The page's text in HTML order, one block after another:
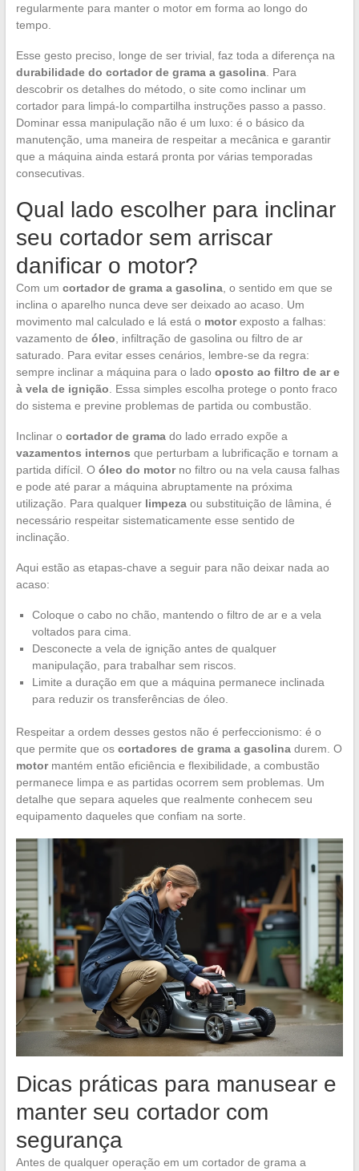
regularmente para manter o motor em forma ao longo do
tempo.
Esse gesto preciso, longe de ser trivial, faz toda a diferença na
durabilidade do cortador de grama a gasolina. Para
descobrir os detalhes do método, o site como inclinar um
cortador para limpá-lo compartilha instruções passo a passo.
Dominar essa manipulação não é um luxo: é o básico da
manutenção, uma maneira de respeitar a mecânica e garantir
que a máquina ainda estará pronta por várias temporadas
consecutivas.
Qual lado escolher para inclinar
seu cortador sem arriscar
danificar o motor?
Com um cortador de grama a gasolina, o sentido em que se
inclina o aparelho nunca deve ser deixado ao acaso. Um
movimento mal calculado e lá está o motorexposto a falhas:
vazamento de óleo , infiltração de gasolina ou filtro de ar
saturado. Para evitar esses cenários, lembre-se da regra:
sempre inclinar a máquina para o lado oposto ao filtro de ar e
à vela de ignição . Essa simples escolha protege o ponto fraco
do sistema e previne problemas de partida ou combustão.
Inclinar o cortador de gramado lado errado expõe a
vazamentos internos que perturbam a lubrificação e tornam a
partida difícil. O óleo do motorno filtro ou na vela causa falhas
e pode até parar a máquina abruptamente na próxima
utilização. Para qualquer limpezaou substituição de lâmina, é
necessário respeitar sistematicamente esse sentido de
inclinação.
Aqui estão as etapas-chave a seguir para não deixar nada ao
acaso:
Coloque o cabo no chão, mantendo o filtro de ar e a vela
voltados para cima.
Desconecte a vela de ignição antes de qualquer
manipulação, para trabalhar sem riscos.
Limite a duração em que a máquina permanece inclinada
para reduzir os transferências de óleo.
Respeitar a ordem desses gestos não é perfeccionismo: é o
que permite que os cortadores de grama a gasolinadurem. O
motormantém então eficiência e flexibilidade, a combustão
permanece limpa e as partidas ocorrem sem problemas. Um
detalhe que separa aqueles que realmente conhecem seu
equipamento daqueles que confiam na sorte.
Dicas práticas para manusear e
manter seu cortador com
segurança
Antes de qualquer operação em um cortador de grama a